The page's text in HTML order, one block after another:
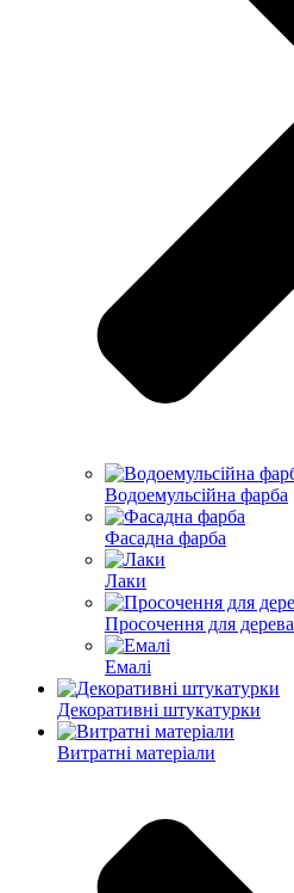
Водоемульсійна фарба
Фасадна фарба
Лаки
Просочення для дерева
Емалі
Декоративні штукатурки
Витратні матеріали